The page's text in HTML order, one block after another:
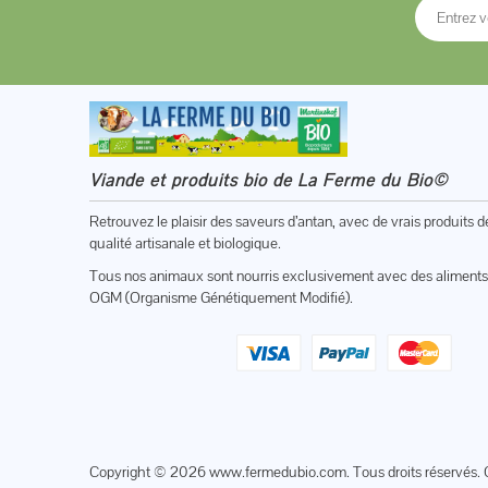
Viande et produits bio de La Ferme du Bio©
Retrouvez le plaisir des saveurs d’antan, avec de vrais produits
qualité artisanale et biologique.
Tous nos animaux sont nourris exclusivement avec des
OGM (Organisme Génétiquement Modifié).
Copyright © 2026www.fermedubio.com. Tous droits